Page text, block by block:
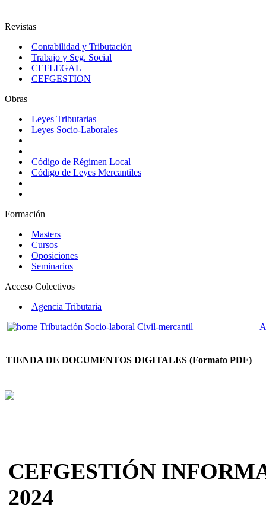
Revistas
Contabilidad y Tributación
Trabajo y Seg. Social
CEFLEGAL
CEFGESTION
Obras
Leyes Tributarias
Leyes Socio-Laborales
Código de Régimen Local
Código de Leyes Mercantiles
Formación
Masters
Cursos
Oposiciones
Seminarios
Acceso Colectivos
Agencia Tributaria
Tributación Socio-laboral Civil-mercantil
TIENDA DE DOCUMENTOS DIGITALES (Formato PDF)
CEFGESTIÓN
2024